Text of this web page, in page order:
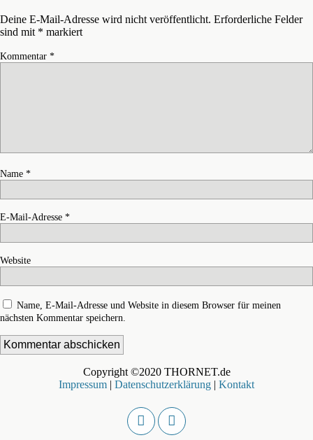
Deine E-Mail-Adresse wird nicht veröffentlicht. Erforderliche Felder
sind mit * markiert
Kommentar *
Name *
E-Mail-Adresse *
Website
Name, E-Mail-Adresse und Website in diesem Browser für meinen
nächsten Kommentar speichern.
Copyright ©2020 THORNET.de
Impressum | Datenschutzerklärung | Kontakt